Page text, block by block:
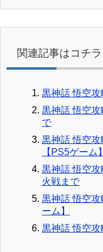
関連記事はコチラ
黒神話 悟空
黒神話 悟空攻
で
黒神話 悟空
【PS5ゲーム】
黒神話 悟空
火戦まで
黒神話 悟空
ーム】
黒神話 悟空